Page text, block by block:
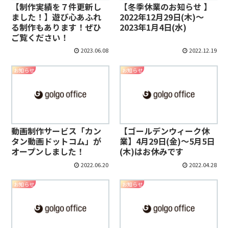
【制作実績を７件更新し
ました！】遊び心あふれ
る制作もあります！ぜひ
ご覧ください！
2023.06.08
【冬季休業のお知らせ 】
2022年12月29日(木)～
2023年1月4日(水)
2022.12.19
お知らせ
動画制作サービス「カン
タン動画ドットコム」が
オープンしました！
2022.06.20
お知らせ
【ゴールデンウィーク休
業】4月29日(金)〜5月5日
(木)はお休みです
2022.04.28
お知らせ お知らせ